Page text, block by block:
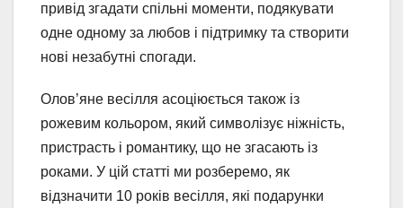
привід згадати спільні моменти, подякувати
одне одному за любов і підтримку та створити
нові незабутні спогади.
Олов’яне весілля асоціюється також із
рожевим кольором, який символізує ніжність,
пристрасть і романтику, що не згасають із
роками. У цій статті ми розберемо, як
відзначити 10 років весілля, які подарунки